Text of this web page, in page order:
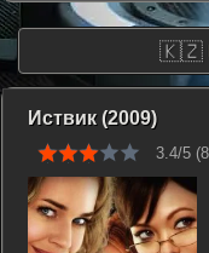
🇰🇿
Иствик (2009)
3.4/5 (